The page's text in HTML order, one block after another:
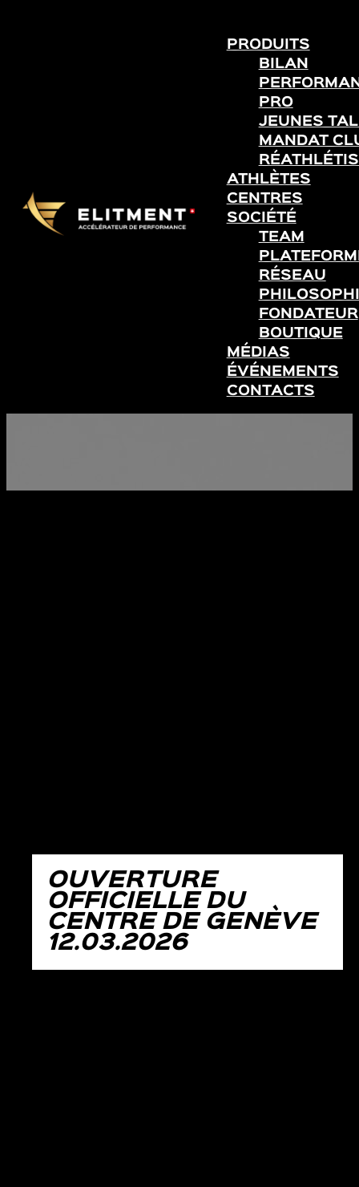
PRODUITS
BILAN
PRO
JEUNES
MANDAT
ATHLÈTES
CENTRES
SOCIÉTÉ
TEAM
RÉSEAU
FONDATEUR
BOUTIQUE
MÉDIAS
ÉVÉNEMENTS
CONTACTS
OUVERTURE
OFFICIELLE DU
CENTRE DE GENÈVE
12.03.2026